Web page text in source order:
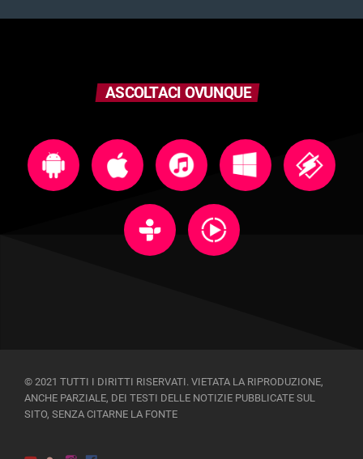
ASCOLTACI OVUNQUE
© 2021 TUTTI I DIRITTI RISERVATI. VIETATA LA RIPRODUZIONE,
ANCHE PARZIALE, DEI TESTI DELLE NOTIZIE PUBBLICATE SUL
SITO, SENZA CITARNE LA FONTE